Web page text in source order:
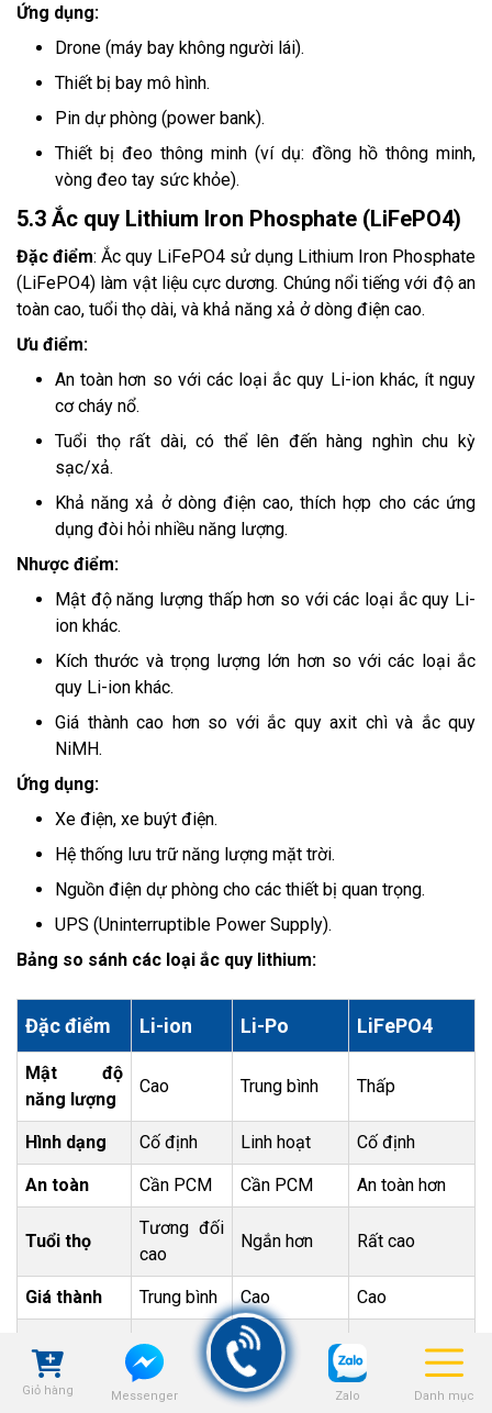
Giỏ hàng Messenger Zalo Danh mục
Ứng dụng:
Drone (máy bay không người lái).
Thiết bị bay mô hình.
Pin dự phòng (power bank).
Thiết bị đeo thông minh (ví dụ: đồng hồ thông minh,
vòng đeo tay sức khỏe).
5.3 Ắc quy Lithium Iron Phosphate (LiFePO4)
Đặc điểm: Ắc quy LiFePO4 sử dụng Lithium Iron Phosphate
(LiFePO4) làm vật liệu cực dương. Chúng nổi tiếng với độ an
toàn cao, tuổi thọ dài, và khả năng xả ở dòng điện cao.
Ưu điểm:
An toàn hơn so với các loại ắc quy Li-ion khác, ít nguy
cơ cháy nổ.
Tuổi thọ rất dài, có thể lên đến hàng nghìn chu kỳ
sạc/xả.
Khả năng xả ở dòng điện cao, thích hợp cho các ứng
dụng đòi hỏi nhiều năng lượng.
Nhược điểm:
Mật độ năng lượng thấp hơn so với các loại ắc quy Li-
ion khác.
Kích thước và trọng lượng lớn hơn so với các loại ắc
quy Li-ion khác.
Giá thành cao hơn so với ắc quy axit chì và ắc quy
NiMH.
Ứng dụng:
Xe điện, xe buýt điện.
Hệ thống lưu trữ năng lượng mặt trời.
Nguồn điện dự phòng cho các thiết bị quan trọng.
UPS (Uninterruptible Power Supply).
Bảng so sánh các loại ắc quy lithium:
Đặc điểm Li-ion Li-Po LiFePO4
Mật độ
năng lượng
Cao Trung bình Thấp
Hình dạng Cố định Linh hoạt Cố định
An toàn Cần PCM Cần PCM An toàn hơn
Tuổi thọ
Tương đối
cao
Ngắn hơn Rất cao
Giá thành Trung bình Cao Cao
Ứng dụng
Điện thoại,
laptop
Drone, pin
dự phòng
trữ NLMT